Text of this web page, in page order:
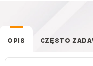
OPIS CZĘSTO